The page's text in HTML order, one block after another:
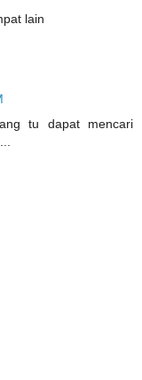
lain
tu dapat mencari